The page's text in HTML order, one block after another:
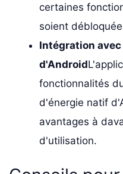
certaines
soient
Intégration avec
d'Android
fonctionnalités
d'énergie natif
avantages à
d'utilisation.